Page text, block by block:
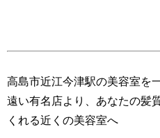
高島市近江今津駅の美容室を
遠い有名店より、あなたの髪
くれる近くの美容室へ